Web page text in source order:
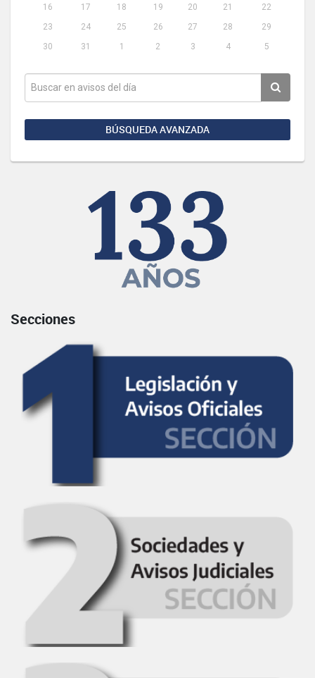
16
17 18 19 20 21
22
23
24 25 26 27 28
29
30
31 1 2 3 4 5
BÚSQUEDA AVANZADA
Secciones